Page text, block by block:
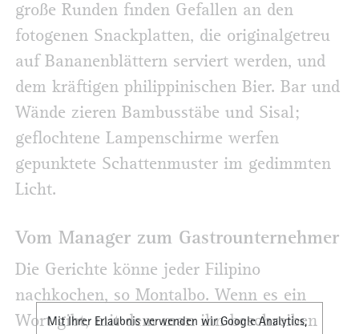
große Runden finden Gefallen an den
fotogenen Snackplatten, die originalgetreu
auf Bananenblättern serviert werden, und
dem kräftigen philippinischen Bier. Bar und
Wände zieren Bambusstäbe und Sisal;
geflochtene Lampenschirme werfen
gepunktete Schattenmuster im gedimmten
Licht.
Vom Manager zum Gastro­unternehmer
Die Gerichte könne jeder Filipino
nachkochen, so Montalbo. Wenn es ein
Wort gibt, mit dem man ihn beschreiben
Mit Ihrer Erlaubnis verwenden wir Google Analytics,